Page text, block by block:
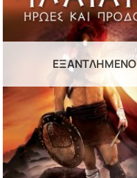
ΕΞΑΝΤΛΗΜΈΝΟ